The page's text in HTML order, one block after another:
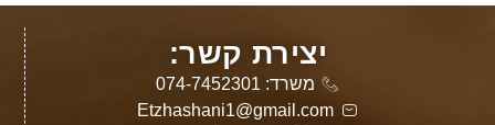
יצירת קשר:
משרד: 074-7452301
Etzhashani1@gmail.com